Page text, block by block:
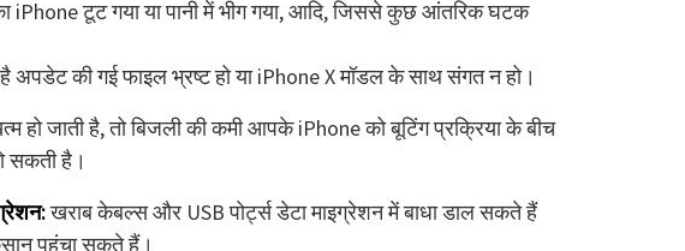
iPhone टूट गया या पानी में भीग गया, आदि, जिससे कुछ आंतरिक घटक
अपडेट की गई फाइल भ्रष्ट हो या iPhone X मॉडल के साथ संगत न हो।
हो जाती है, तो बिजली की कमी आपके iPhone को बूटिंग प्रक्रिया के बीच
सकती है।
खराब केबल्स और USB पोर्ट्स डेटा माइग्रेशन में बाधा डाल सकते हैं
पहुंचा सकते हैं।